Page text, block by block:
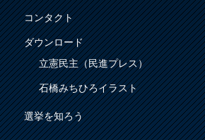
コンタクト
ダウンロード
立憲民主（民進プレス）
石橋みちひろイラスト
選挙を知ろう